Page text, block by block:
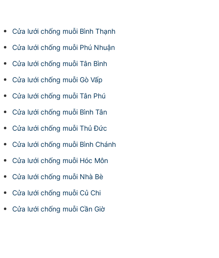
Cửa lưới chống muỗi Bình Thạnh
Cửa lưới chống muỗi Phú Nhuận
Cửa lưới chống muỗi Tân Bình
Cửa lưới chống muỗi Gò Vấp
Cửa lưới chống muỗi Tân Phú
Cửa lưới chống muỗi Bình Tân
Cửa lưới chống muỗi Thủ Đức
Cửa lưới chống muỗi Bình Chánh
Cửa lưới chống muỗi Hóc Môn
Cửa lưới chống muỗi Nhà Bè
Cửa lưới chống muỗi Củ Chi
Cửa lưới chống muỗi Cần Giờ